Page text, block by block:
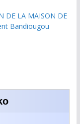
DE LA MAISON DE
Bandiougou